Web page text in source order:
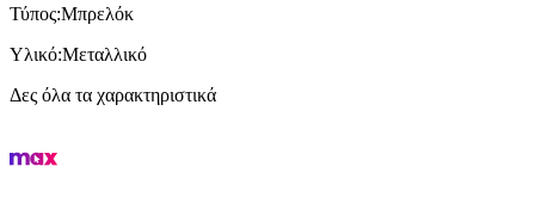
Τύπος:Μπρελόκ
Υλικό:Μεταλλικό
Δες όλα τα χαρακτηριστικά